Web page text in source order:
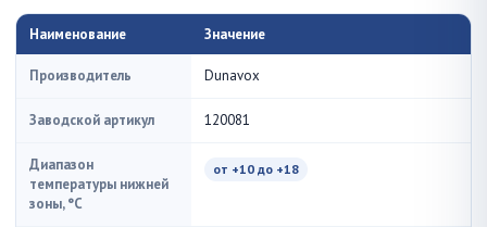
Наименование Значение
Производитель Dunavox
Заводской артикул 120081
Диапазон
температуры нижней
зоны, °C
от +10 до +18